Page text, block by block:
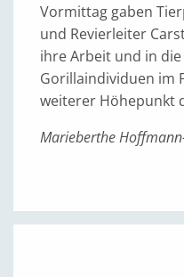
Vormittag gaben
und Revierleiter
ihre Arbeit und in
Gorillaindividuen im
weiterer Höhepunkt
Marieberthe